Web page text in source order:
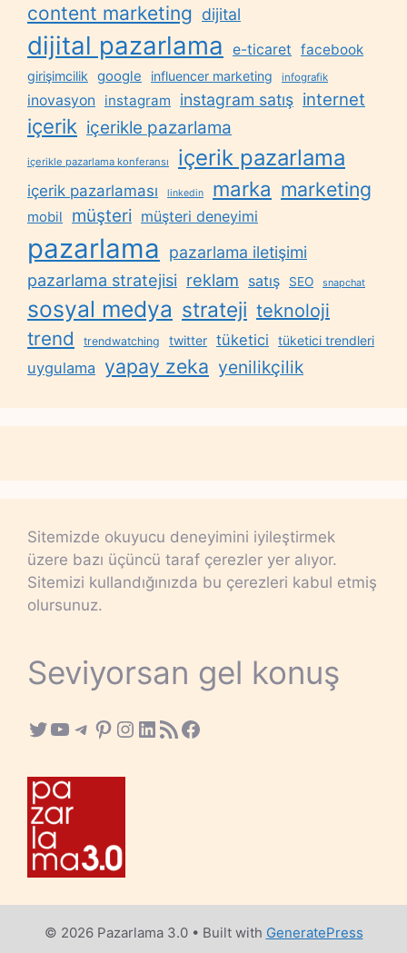
content marketing dijital
dijital pazarlama e-ticaret facebook
girişimcilik google influencer marketing infografik
inovasyon instagram instagram satış internet
içerik içerikle pazarlama
içerikle pazarlama konferansı içerik pazarlama
içerik pazarlaması linkedin marka marketing
mobil müşteri müşteri deneyimi
pazarlama
pazarlama iletişimi
pazarlama stratejisi reklam satış SEO snapchat
sosyal medya strateji teknoloji
trend trendwatching twitter tüketici tüketici trendleri
uygulama yapay zeka yenilikçilik
Sitemizde okuyucu deneyimini iyileştirmek
üzere bazı üçüncü taraf çerezler yer alıyor.
Sitemizi kullandığınızda bu çerezleri kabul etmiş
olursunuz.
Seviyorsan gel konuş
Twitter
YouTube
Telegram
Pinterest
Instagram
LinkedIn
RSS FeedFacebook
© 2026 Pazarlama 3.0• Built with GeneratePress